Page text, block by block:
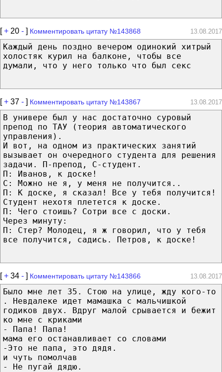
[+ 20 - ] Комментировать цитату №143868 13.08.2017
Каждый день поздно вечером одинокий хитрый
холостяк курил на балконе, чтобы все
думали, что у него только что был секс
[+ 37 - ] Комментировать цитату №143867 13.08.2017
В универе был у нас достаточно суровый
препод по ТАУ (теория автоматического
управления).
И вот, на одном из практических занятий
вызывает он очередного студента для решения
задачи. П-препод, С-студент.
П: Иванов, к доске!
С: Можно не я, у меня не получится..
П: К доске, я сказал! Все у тебя получится!
Студент нехотя плетется к доске.
П: Чего стоишь? Сотри все с доски.
Через минуту:
П: Стер? Молодец, я ж говорил, что у тебя
все получится, садись. Петров, к доске!
[+ 34 - ] Комментировать цитату №143866 13.08.2017
Было мне лет 35. Стою на улице, жду кого-то
. Невдалеке идет мамашка с мальчишкой
годиков двух. Вдруг малой срывается и бежит
ко мне с криками
- Папа! Папа!
мама его останавливает со словами
-Это не папа, это дядя.
и чуть помолчав
- Не пугай дядю.